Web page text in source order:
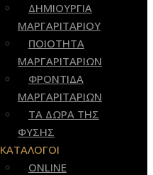
ΔΗΜΙΟΥΡΓΙΑ
ΜΑΡΓΑΡΙΤΑΡΙΟΥ
ΠΟΙΟΤΗΤΑ
ΜΑΡΓΑΡΙΤΑΡΙΩΝ
ΦΡΟΝΤΙΔΑ
ΜΑΡΓΑΡΙΤΑΡΙΩΝ
ΤΑ ΔΩΡΑ ΤΗΣ
ΦΥΣΗΣ
ΚΑΤΑΛΟΓΟΙ
ONLINE